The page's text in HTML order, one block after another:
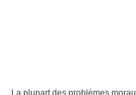
La plupart des problèmes